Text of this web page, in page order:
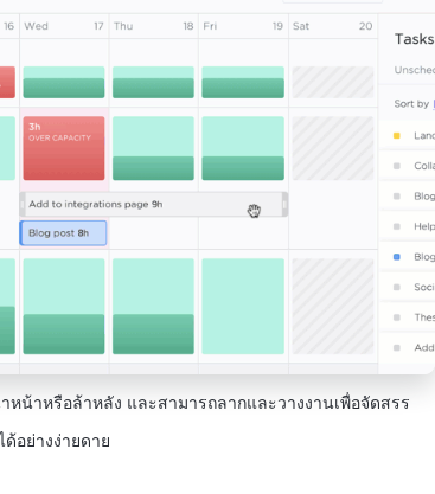
น้าหรือล้าหลัง และสามารถลากและวางงานเพื่อจัดสรร
อย่างง่ายดาย